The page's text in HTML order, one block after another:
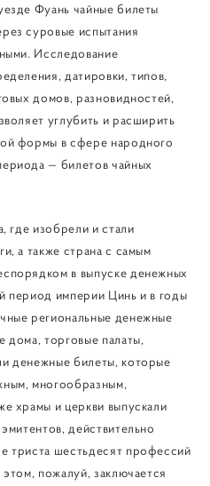
Фуань чайные билеты
суровые испытания
Исследование
датировки, типов,
домов, разновидностей,
углубить и расширить
формы в сфере народного
— билетов чайных
где изобрели и стали
а также страна с самым
в выпуске денежных
период империи Цинь и в годы
региональные денежные
дома, торговые палаты,
денежные билеты, которые
многообразным,
храмы и церкви выпускали
действительно
триста шестьдесят профессий
пожалуй, заключается